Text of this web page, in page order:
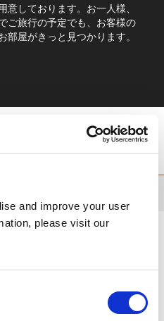
and improve your user
please visit our
しております。お一人様、
ご旅行の予定でも、お客様の
屋がきっと見つかります。